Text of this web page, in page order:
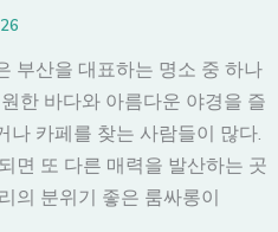
부산을 대표하는 명소 중 하나
한 바다와 아름다운 야경을 즐
나 카페를 찾는 사람들이 많다.
면 또 다른 매력을 발산하는 곳
의 분위기 좋은 룸싸롱이